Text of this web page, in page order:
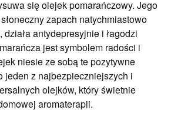
się olejek pomarańczowy. Jego
zapach natychmiastowo
antydepresyjnie i łagodzi
jest symbolem radości i
niesie ze sobą te pozytywne
jeden z najbezpieczniejszych i
olejków, który świetnie
aromaterapii.